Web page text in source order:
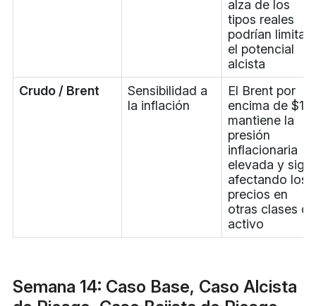
alza de los
tipos reales
podrían limitar
el potencial
alcista
Crudo / Brent
Sensibilidad a
la inflación
El Brent por
encima de
mantiene la
presión
inflacionaria
elevada y
afectando los
precios en
otras clases de
activo
Semana 14: Caso Base, Caso Alcista